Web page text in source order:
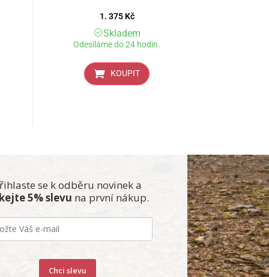
1. 375 Kč
Skladem
Odesíláme do 24 hodin.
KOUPIT
se k odběru novinek a
5% slevu na první nákup.
Chci slevu